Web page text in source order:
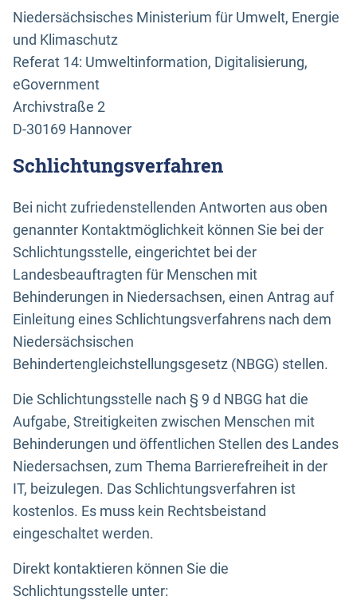
Niedersächsisches Ministerium für Umwelt, Energie
und Klimaschutz
Referat 14: Umweltinformation, Digitalisierung,
eGovernment
Archivstraße 2
D-30169 Hannover
Schlichtungsverfahren
Bei nicht zufriedenstellenden Antworten aus oben
genannter Kontaktmöglichkeit können Sie bei der
Schlichtungsstelle, eingerichtet bei der
Landesbeauftragten für Menschen mit
Behinderungen in Niedersachsen, einen Antrag auf
Einleitung eines Schlichtungsverfahrens nach dem
Niedersächsischen
Behindertengleichstellungsgesetz (NBGG) stellen.
Die Schlichtungsstelle nach § 9 d NBGG hat die
Aufgabe, Streitigkeiten zwischen Menschen mit
Behinderungen und öffentlichen Stellen des Landes
Niedersachsen, zum Thema Barrierefreiheit in der
IT, beizulegen. Das Schlichtungsverfahren ist
kostenlos. Es muss kein Rechtsbeistand
eingeschaltet werden.
Direkt kontaktieren können Sie die
Schlichtungsstelle unter: